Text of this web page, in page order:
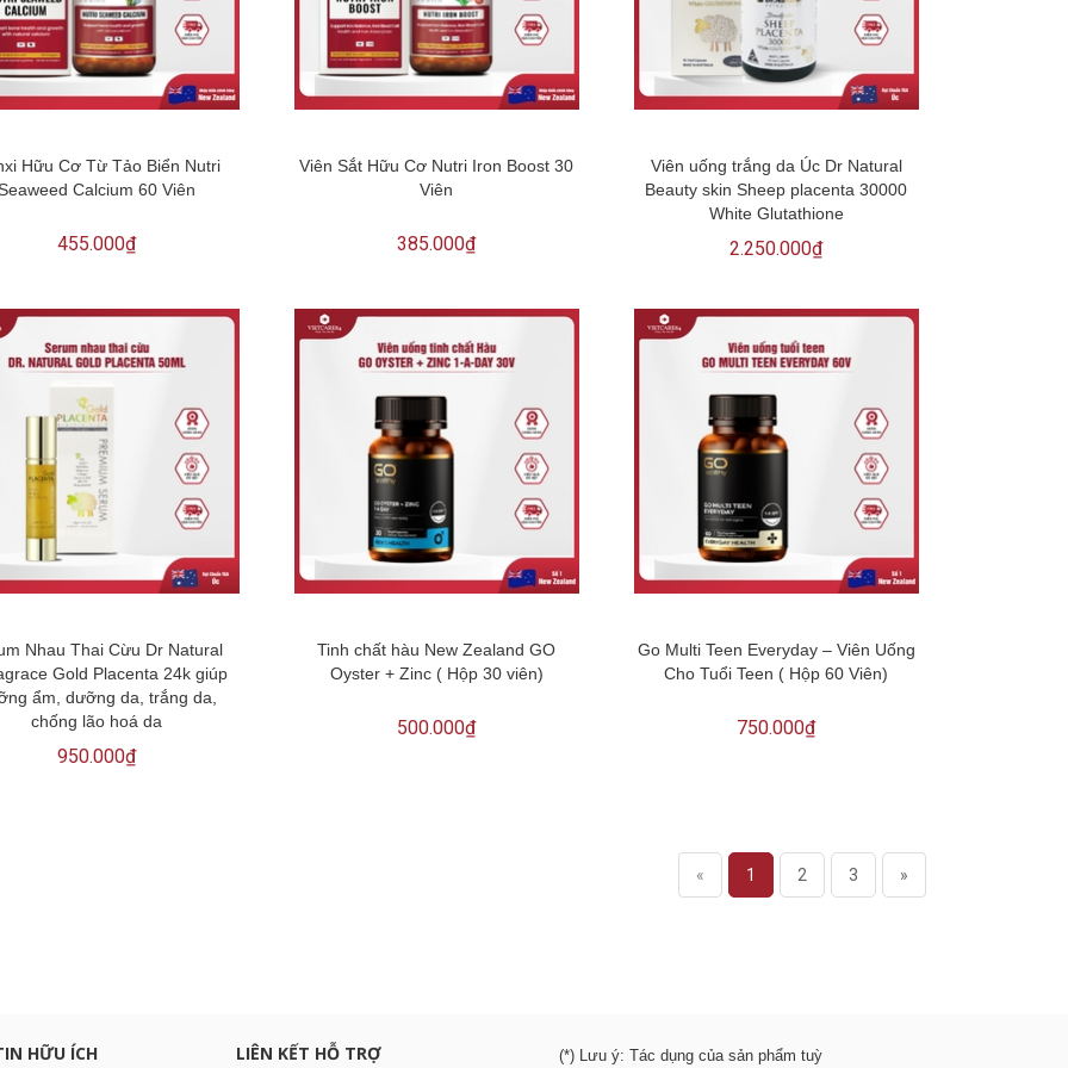
Hữu Cơ Từ Tảo Biển Nutri
Calcium 60 Viên
455.000₫
Viên Sắt Hữu Cơ Nutri Iron Boost 30
Viên
385.000₫
Viên uống trắng da Úc Dr Natural
Beauty skin Sheep placenta 30000
White Glutathione
2.250.000₫
Nhau Thai Cừu Dr Natural
Gold Placenta 24k giúp
ẩm, dưỡng da, trắng da,
chống lão hoá da
950.000₫
Tinh chất hàu New Zealand GO
Oyster + Zinc ( Hộp 30 viên)
500.000₫
Go Multi Teen Everyday – Viên Uống
Cho Tuổi Teen ( Hộp 60 Viên)
750.000₫
« 1 2 3 »
HỮU ÍCH LIÊN KẾT HỖ TRỢ (*) Lưu ý: Tác dụng của sản phẩm tuỳ